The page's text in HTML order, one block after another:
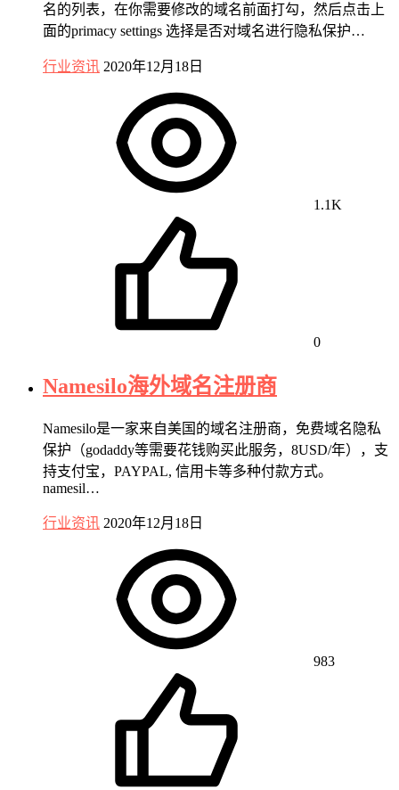
名的列表，在你需要修改的域名前面打勾，然后点击上
面的primacy settings 选择是否对域名进行隐私保护…
行业资讯 2020年12月18日
1.1K
0
Namesilo海外域名注册商
Namesilo是一家来自美国的域名注册商，免费域名隐私
保护（godaddy等需要花钱购买此服务，8USD/年），支
持支付宝，PAYPAL, 信用卡等多种付款方式。
namesil…
行业资讯 2020年12月18日
983